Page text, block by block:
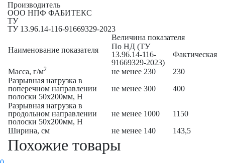
Производитель
ООО НПФ ФАБИТЕКС
ТУ
ТУ 13.96.14-116-91669329-2023
Наименование показателя
Величина показателя
По НД (ТУ
13.96.14-116-
91669329-2023)
Фактическая
Масса, г/м2 не менее 230
230
Разрывная нагрузка в
поперечном направлении
полоски 50х200мм, Н
не менее 300
400
Разрывная нагрузка в
продольном направлении
полоски 50х200мм, Н
не менее 1000
1150
Ширина, см
не менее 140 143,5
Похожие товары